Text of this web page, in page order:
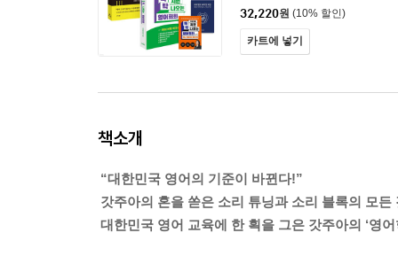
32,220원 (10% 할인)
카트에 넣기
책소개
“대한민국 영어의 기준이 바뀐다!”
갓주아의 혼을 쏟은 소리 튜닝과 소리 블록의 모든
대한민국 영어 교육에 한 획을 그은 갓주아의 ‘영어